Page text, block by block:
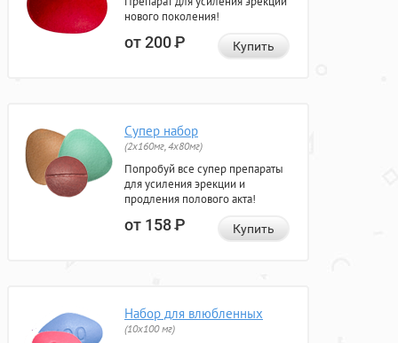
нового поколения!
от 200Р Купить
Супер набор
(2х160мг, 4х80мг)
Попробуй все супер препараты
для усиления эрекции и
продления полового акта!
от 158Р Купить
Набор для влюбленных
(10х100 мг)